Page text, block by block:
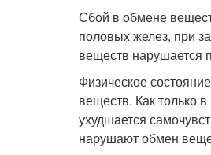
Сбой в обмене
половых желез, при
веществ нарушается
Физическое
веществ. Как только
ухудшается
нарушают обмен